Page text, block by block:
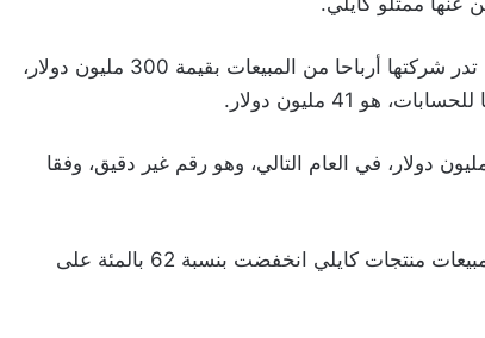
وأشار الخبراء كذلك إلى أنه من غير المقنع أن تدر شركتها أرباحا من المبيعات بقيمة 300 مليون دولار،
أرباح الشركة من المبيعات إلى 900 مليون دولار، في العام التالي، وهو رقم غير دقيق، وفقا
وقالت شركة التجارة الإلكترونية “راكوتن” إن مبيعات منتجات كايلي انخفضت بنسبة 62 بالمئة على